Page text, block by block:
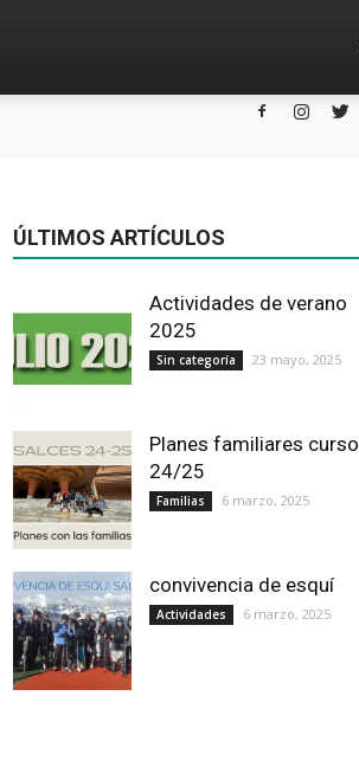
ÚLTIMOS ARTÍCULOS
Actividades de verano
2025
Sin categoría 23 mayo, 2025
Planes familiares curso
24/25
Familias 6 marzo, 2025
convivencia de esquí
Actividades 6 marzo, 2025